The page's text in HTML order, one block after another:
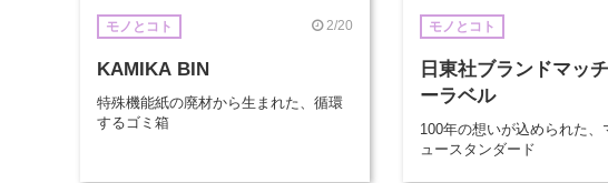
モノとコト 2/20
KAMIKA BIN
特殊機能紙の廃材から生まれた、循環
するゴミ箱
モノとコト
日東社ブランドマッ
ーラベル
100年の想いが込められた、
ュースタンダード